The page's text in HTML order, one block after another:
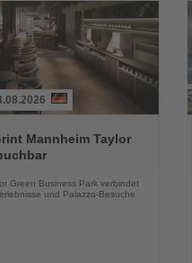
Mannheim Taylor
Green Business Park verbindet
und Palazzo-Besuche